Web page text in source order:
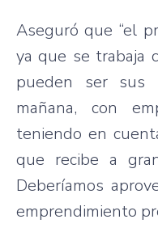
Aseguró que “el
ya que se trabaja
pueden ser sus
mañana, con
teniendo en
que recibe a
Deberíamos
emprendimiento